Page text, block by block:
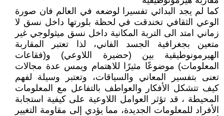
كما لم يجد البدائي تفسيرا لوضعه في العالم فان صورة
الوعي الثقافي تخندقت في لحظة بلورتها داخل نسق لا
زماني امتد الى التربة المكانية داخل نسق ميثولوجي غير
متعين بجغرافية الجسد الفاني، لذا تعتبر المقاربة
الهيرمونوطيقية بين (حضيرة اللاوعي) و(فقاعات
المعلومات) موضوعًا مثيرًا للاهتمام ويمس عدة مجالات
تعنى بتفسير المعاني والسياقات، وتعتبر وسيلة لفهم
كيف تتشكل الأفكار والعواطف بالتفاعل مع المعلومات
المحيطة ، قد تؤثر العوامل اللاوعية على كيفية استجابة
الأفراد للمعلومات الجديدة، مما يؤدي إلى مقاومة التغيير